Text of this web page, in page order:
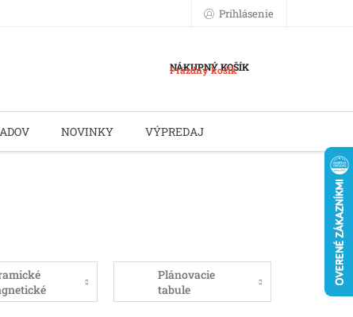
Prihlásenie
NÁKUPNÝ KOŠÍK
Prázdny košík
NOVINKY VÝPREDAJ
Plánovacie
tabule